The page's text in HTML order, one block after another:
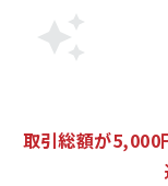
取引総額が5,000